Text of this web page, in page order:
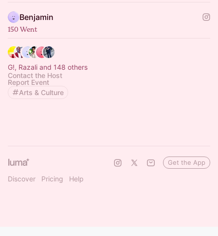
Benjamin
150 Went
G!, Razali and 148 others
Contact the Host
Report Event
Arts & Culture
Discover Pricing Help
Get the App